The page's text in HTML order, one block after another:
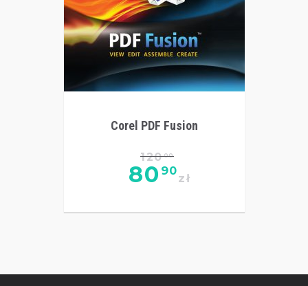
Corel PDF Fusion
12000
80 90
zł